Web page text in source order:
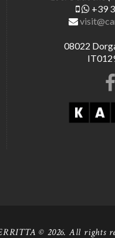
+39
08022
© 2026. All rights